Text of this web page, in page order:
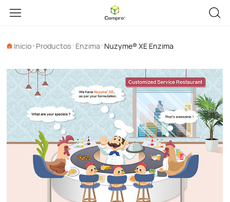
Inicio Productos Enzima Nuzyme® XE Enzima